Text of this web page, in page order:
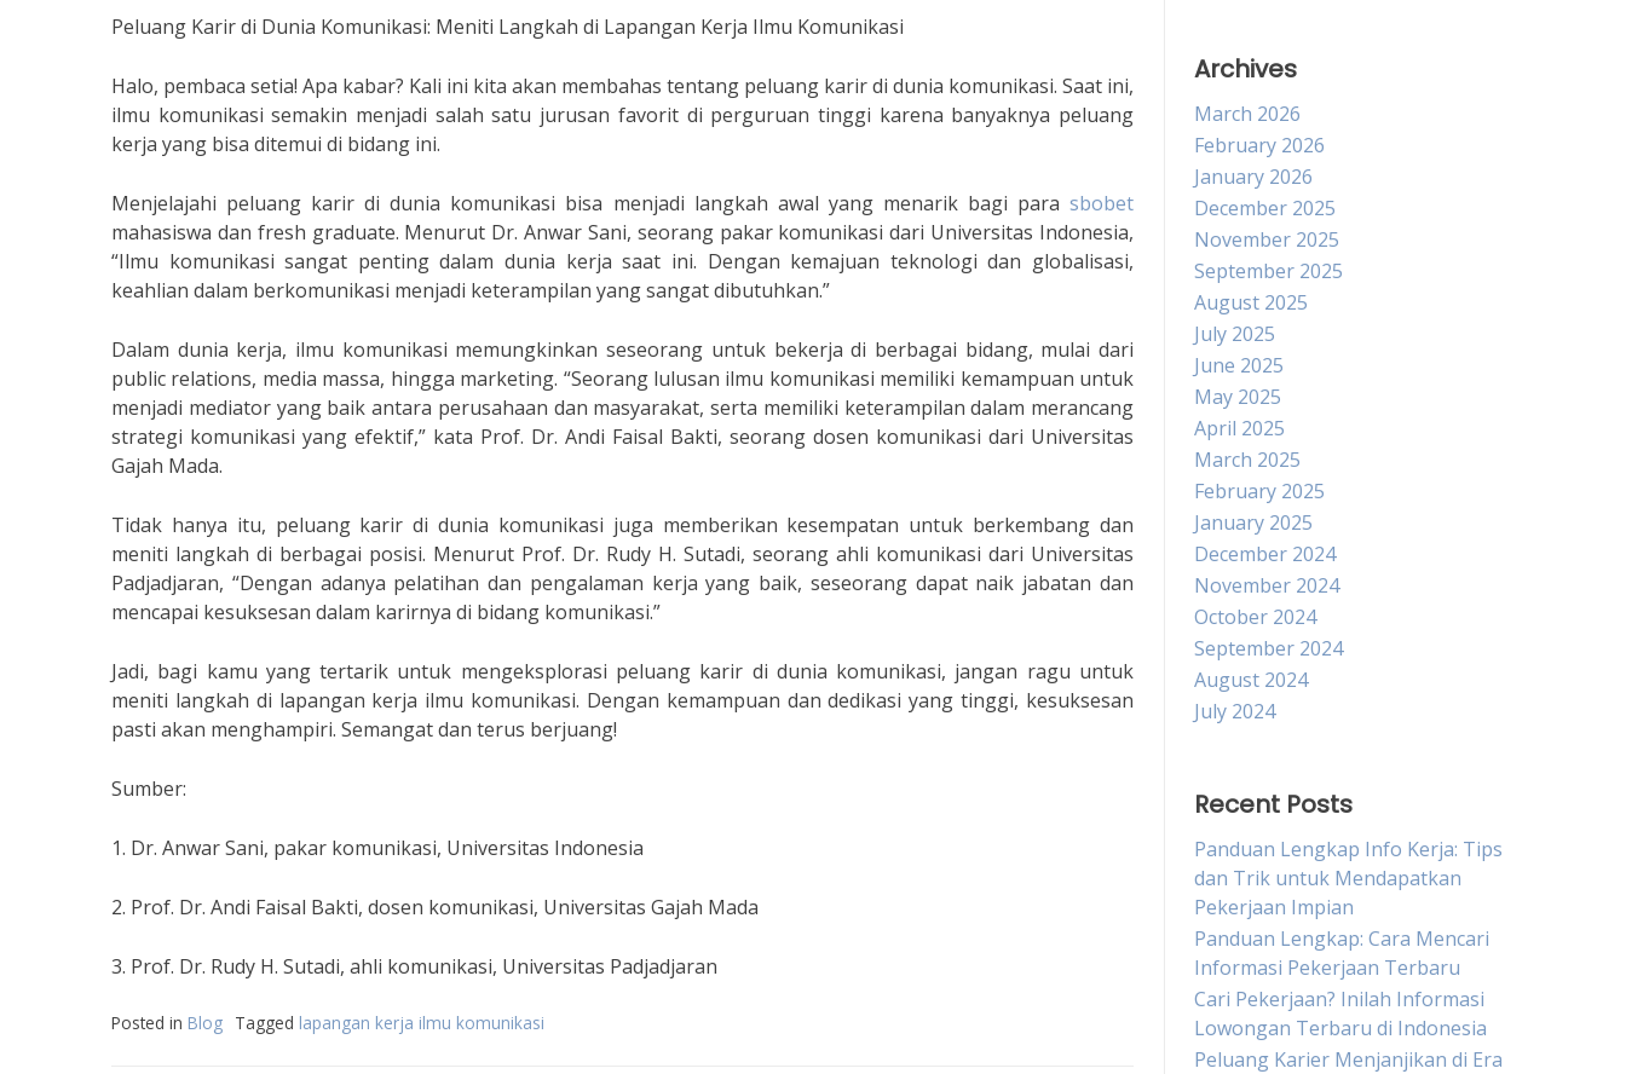
Peluang Karir di Dunia Komunikasi: Meniti Langkah di Lapangan Kerja Ilmu Komunikasi
Halo, pembaca setia! Apa kabar? Kali ini kita akan membahas tentang peluang karir di dunia komunikasi. Saat ini,
ilmu komunikasi semakin menjadi salah satu jurusan favorit di perguruan tinggi karena banyaknya peluang
kerja yang bisa ditemui di bidang ini.
Menjelajahi peluang karir di dunia komunikasi bisa menjadi langkah awal yang menarik bagi para sbobet
mahasiswa dan fresh graduate. Menurut Dr. Anwar Sani, seorang pakar komunikasi dari Universitas Indonesia,
“Ilmu komunikasi sangat penting dalam dunia kerja saat ini. Dengan kemajuan teknologi dan globalisasi,
keahlian dalam berkomunikasi menjadi keterampilan yang sangat dibutuhkan.”
Dalam dunia kerja, ilmu komunikasi memungkinkan seseorang untuk bekerja di berbagai bidang, mulai dari
public relations, media massa, hingga marketing. “Seorang lulusan ilmu komunikasi memiliki kemampuan untuk
menjadi mediator yang baik antara perusahaan dan masyarakat, serta memiliki keterampilan dalam merancang
strategi komunikasi yang efektif,” kata Prof. Dr. Andi Faisal Bakti, seorang dosen komunikasi dari Universitas
Gajah Mada.
Tidak hanya itu, peluang karir di dunia komunikasi juga memberikan kesempatan untuk berkembang dan
meniti langkah di berbagai posisi. Menurut Prof. Dr. Rudy H. Sutadi, seorang ahli komunikasi dari Universitas
Padjadjaran, “Dengan adanya pelatihan dan pengalaman kerja yang baik, seseorang dapat naik jabatan dan
mencapai kesuksesan dalam karirnya di bidang komunikasi.”
Jadi, bagi kamu yang tertarik untuk mengeksplorasi peluang karir di dunia komunikasi, jangan ragu untuk
meniti langkah di lapangan kerja ilmu komunikasi. Dengan kemampuan dan dedikasi yang tinggi, kesuksesan
pasti akan menghampiri. Semangat dan terus berjuang!
Sumber:
1. Dr. Anwar Sani, pakar komunikasi, Universitas Indonesia
2. Prof. Dr. Andi Faisal Bakti, dosen komunikasi, Universitas Gajah Mada
3. Prof. Dr. Rudy H. Sutadi, ahli komunikasi, Universitas Padjadjaran
Posted in Blog Tagged lapangan kerja ilmu komunikasi
Archives
March 2026
February 2026
January 2026
December 2025
November 2025
September 2025
August 2025
July 2025
June 2025
May 2025
April 2025
March 2025
February 2025
January 2025
December 2024
November 2024
October 2024
September 2024
August 2024
July 2024
Recent Posts
Panduan Lengkap Info Kerja: Tips
dan Trik untuk Mendapatkan
Pekerjaan Impian
Panduan Lengkap: Cara Mencari
Informasi Pekerjaan Terbaru
Cari Pekerjaan? Inilah Informasi
Lowongan Terbaru di Indonesia
Peluang Karier Menjanjikan di Era